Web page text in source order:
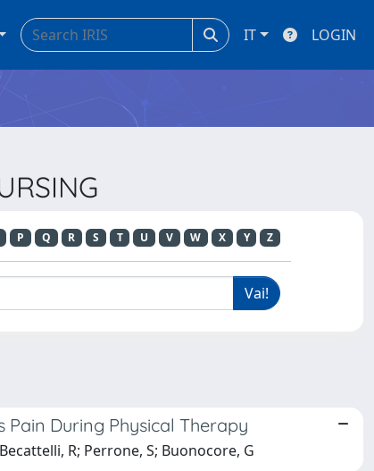
IT LOGIN
P Q R S T U V W X Y Z
During Physical Therapy
R; Perrone, S; Buonocore, G